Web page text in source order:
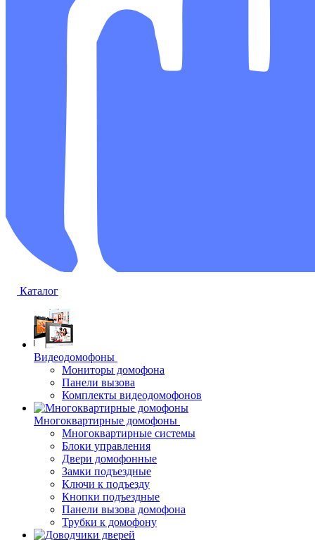
Каталог
Видеодомофоны
Мониторы домофона
Панели вызова
Комплекты видеодомофонов
Многоквартирные домофоны
Многоквартирные системы
Блоки управления
Двери домофонные
Замки подъездные
Ключи к подъезду
Кнопки подъездные
Панели вызова домофона
Трубки к домофону